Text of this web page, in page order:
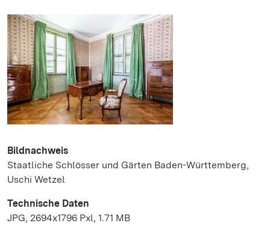
Bildnachweis
Staatliche Schlösser und Gärten Baden-Württemberg,
Uschi Wetzel
Technische Daten
JPG, 2694x1796 Pxl, 1.71 MB